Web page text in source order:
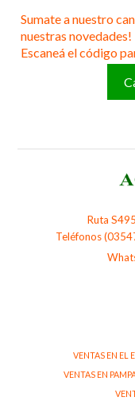
Sumate a nuestro
nuestras novedades!
Escaneá el código
Ruta
Teléfonos
VENTAS EN EL
VENTAS EN